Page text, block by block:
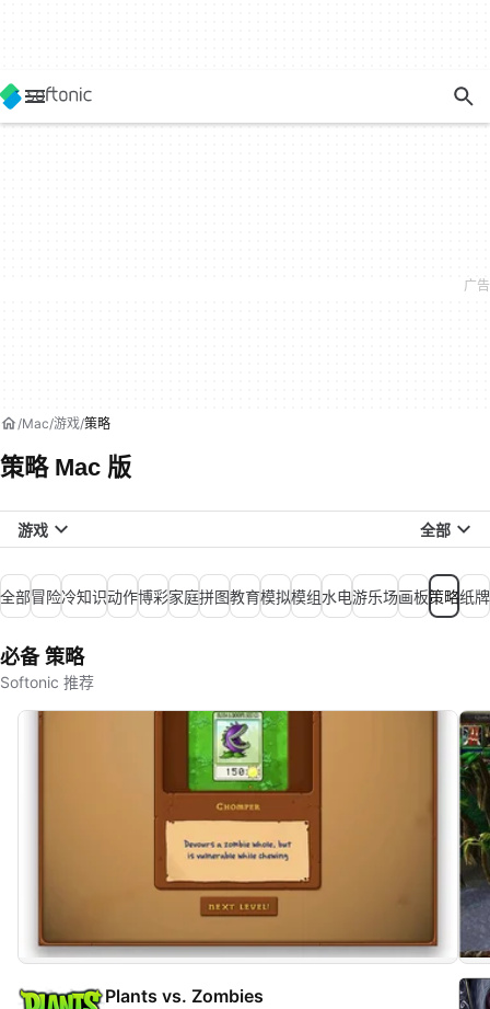
Mac 游戏 策略
策略 Mac 版
游戏 全部
全部冒险冷知识动作博彩家庭拼图教育模拟模组水电游乐场画板策略纸牌
必备 策略
Softonic 推荐
Plants vs. Zombies